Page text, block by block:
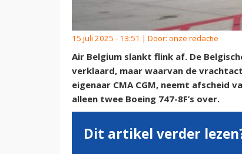
15 juli 2025 - 13:51 | Door: onze redactie
Air Belgium slankt flink af. De
verklaard, maar waarvan de
eigenaar CMA CGM, neemt afscheid
alleen twee Boeing 747-8F’s over.
Dit artikel verder